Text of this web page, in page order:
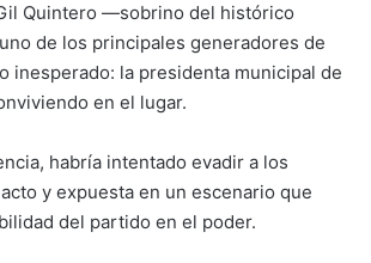
Quintero —sobrino del histórico
de los principales generadores de
inesperado: la presidenta municipal de
en el lugar.
habría intentado evadir a los
y expuesta en un escenario que
del partido en el poder.